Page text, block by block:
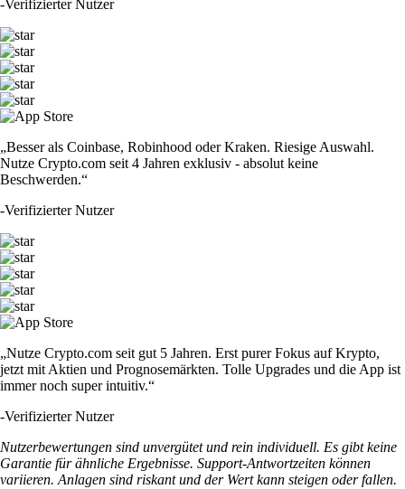
-Verifizierter Nutzer
„Besser als Coinbase, Robinhood oder Kraken. Riesige Auswahl.
Nutze Crypto.com seit 4 Jahren exklusiv - absolut keine
Beschwerden.“
-Verifizierter Nutzer
„Nutze Crypto.com seit gut 5 Jahren. Erst purer Fokus auf Krypto,
jetzt mit Aktien und Prognosemärkten. Tolle Upgrades und die App ist
immer noch super intuitiv.“
-Verifizierter Nutzer
Nutzerbewertungen sind unvergütet und rein individuell. Es gibt keine
Garantie für ähnliche Ergebnisse. Support-Antwortzeiten können
variieren. Anlagen sind riskant und der Wert kann steigen oder fallen.